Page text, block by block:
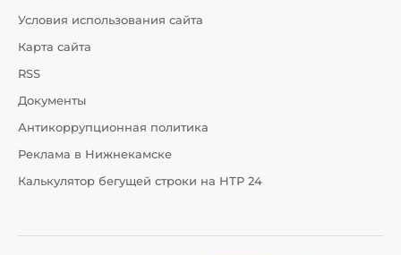
Условия использования сайта
Карта сайта
RSS
Документы
Антикоррупционная политика
Реклама в Нижнекамске
Калькулятор бегущей строки на НТР 24